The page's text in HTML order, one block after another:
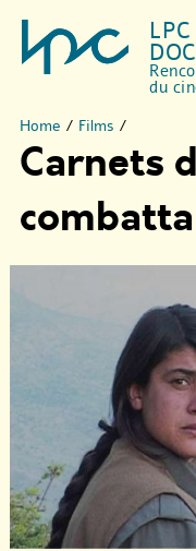
du
Home / Films /
Carnets